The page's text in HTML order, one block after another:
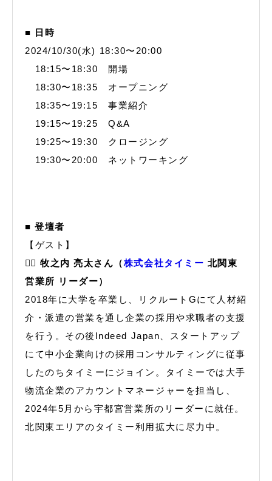
■ 日時
2024/10/30(水) 18:30〜20:00
18:15〜18:30 開場
18:30〜18:35 オープニング
18:35〜19:15 事業紹介
19:15〜19:25 Q&A
19:25〜19:30 クロージング
19:30〜20:00 ネットワーキング
■ 登壇者
【ゲスト】
🙋‍♂️ 牧之内 亮太さん（株式会社タイミー 北関東
営業所 リーダー）
2018年に大学を卒業し、リクルートGにて人材紹
介・派遣の営業を通し企業の採用や求職者の支援
を行う。その後Indeed Japan、スタートアップ
にて中小企業向けの採用コンサルティングに従事
したのちタイミーにジョイン。タイミーでは大手
物流企業のアカウントマネージャーを担当し、
2024年5月から宇都宮営業所のリーダーに就任。
北関東エリアのタイミー利用拡大に尽力中。